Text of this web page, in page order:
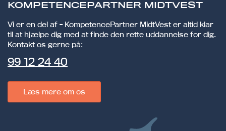
KOMPETENCEPARTNER MIDTVEST
Vi er en del af - KompetencePartner MidtVest er altid klar
til at hjælpe dig med at finde den rette uddannelse for dig.
Kontakt os gerne på:
99 12 24 40
Læs mere om os